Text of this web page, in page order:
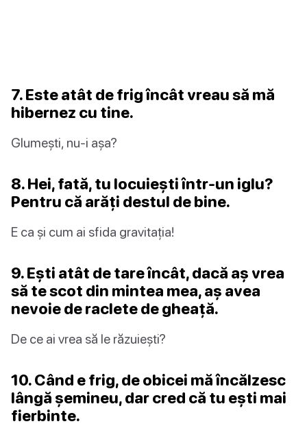
7. Este atât de frig încât vreau să mă
hibernez cu tine.
Glumești, nu-i așa?
8. Hei, fată, tu locuiești într-un iglu?
Pentru că arăți destul de bine.
E ca și cum ai sfida gravitația!
9. Ești atât de tare încât, dacă aș vrea
să te scot din mintea mea, aș avea
nevoie de raclete de gheață.
De ce ai vrea să le răzuiești?
10. Când e frig, de obicei mă încălzesc
lângă șemineu, dar cred că tu ești mai
fierbinte.